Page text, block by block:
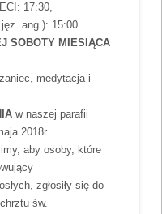
17:30,
ang.): 15:00.
SOBOTY MIESIĄCA
medytacja i
w naszej parafii
2018r.
aby osoby, które
zgłosiły się do
św.